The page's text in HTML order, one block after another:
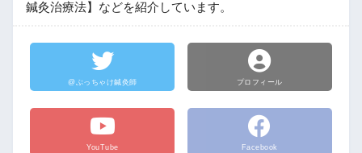
鍼灸治療法】などを紹介しています。
@ぶっちゃけ鍼灸師 プロフィール
YouTube Facebook